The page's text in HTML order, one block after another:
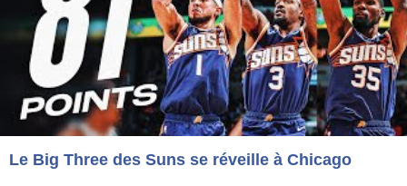
Le Big Three des Suns se réveille à Chicago